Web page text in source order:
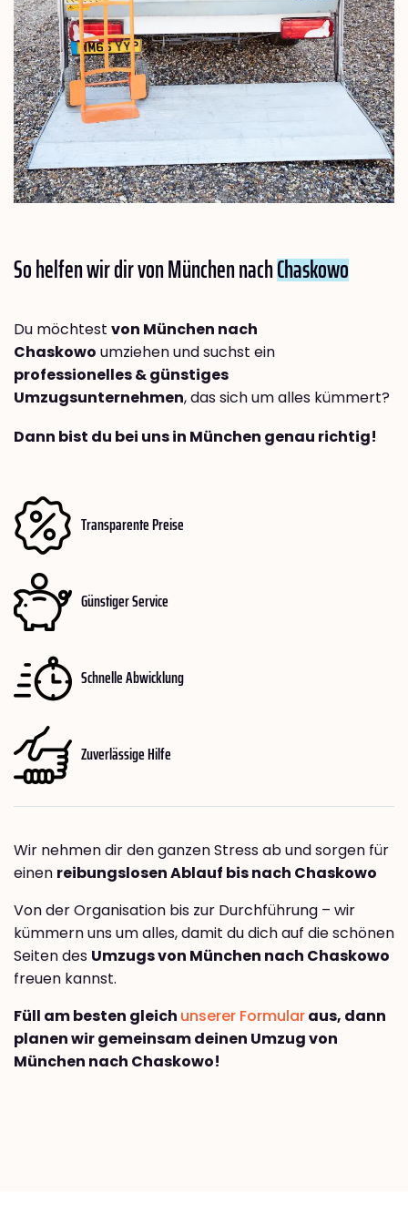
So helfen wir dir von München nachChaskowo
Du möchtest von München nach
Chaskowo umziehen und suchst ein
professionelles & günstiges
Umzugsunternehmen, das sich um alles kümmert?
Dann bist du bei uns in München genau richtig!
Transparente Preise
Günstiger Service
Schnelle Abwicklung
Zuverlässige Hilfe
Wir nehmen dir den ganzen Stress ab und sorgen für
einen reibungslosen Ablauf bis nach Chaskowo
Von der Organisation bis zur Durchführung – wir
kümmern uns um alles, damit du dich auf die schönen
Seiten des Umzugs von München nach Chaskowo
freuen kannst.
Füll am besten gleich unserer Formularaus, dann
planen wir gemeinsam deinen Umzug von
München nach Chaskowo!